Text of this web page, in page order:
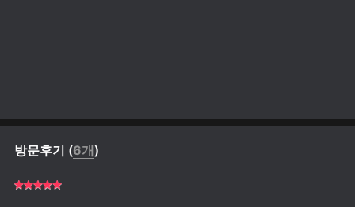
방문후기 (6개)